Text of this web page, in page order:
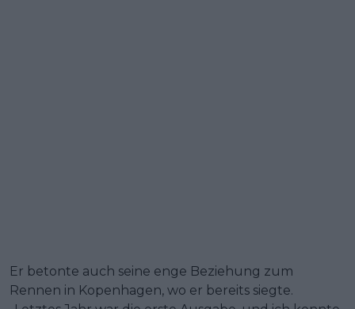
Er betonte auch seine enge Beziehung zum
Rennen in Kopenhagen, wo er bereits siegte.